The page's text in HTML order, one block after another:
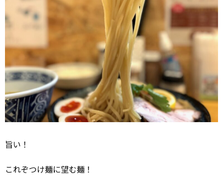
旨い！
これぞつけ麺に望む麺！